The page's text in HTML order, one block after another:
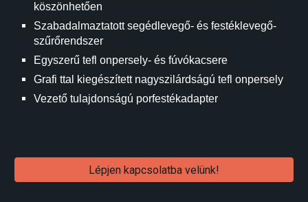
köszönhetően
Szabadalmaztatott segédlevegő- és festéklevegő-
szűrőrendszer
Egyszerű tefl onpersely- és fúvókacsere
Grafi ttal kiegészített nagyszilárdságú tefl onpersely
Vezető tulajdonságú porfestékadapter
Lépjen kapcsolatba velünk!